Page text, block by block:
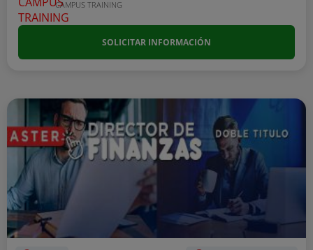
CAMPUS TRAINING
SOLICITAR INFORMACIÓN